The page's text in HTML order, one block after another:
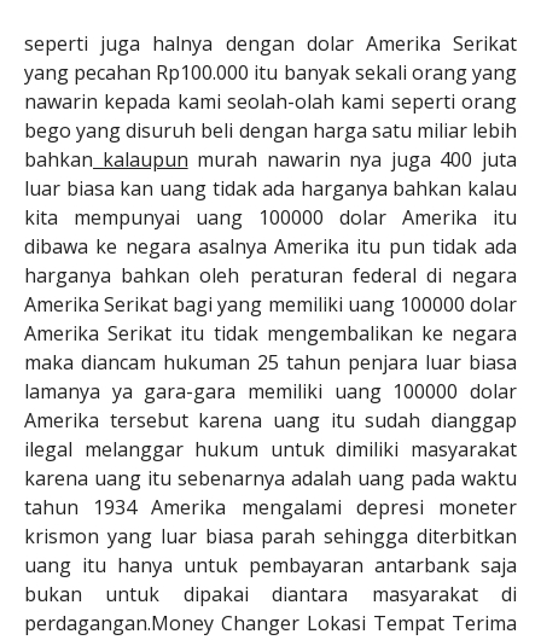
seperti juga halnya dengan dolar Amerika Serikat
yang pecahan Rp100.000 itu banyak sekali orang yang
nawarin kepada kami seolah-olah kami seperti orang
bego yang disuruh beli dengan harga satu miliar lebih
bahkan kalaupun murah nawarin nya juga 400 juta
luar biasa kan uang tidak ada harganya bahkan kalau
kita mempunyai uang 100000 dolar Amerika itu
dibawa ke negara asalnya Amerika itu pun tidak ada
harganya bahkan oleh peraturan federal di negara
Amerika Serikat bagi yang memiliki uang 100000 dolar
Amerika Serikat itu tidak mengembalikan ke negara
maka diancam hukuman 25 tahun penjara luar biasa
lamanya ya gara-gara memiliki uang 100000 dolar
Amerika tersebut karena uang itu sudah dianggap
ilegal melanggar hukum untuk dimiliki masyarakat
karena uang itu sebenarnya adalah uang pada waktu
tahun 1934 Amerika mengalami depresi moneter
krismon yang luar biasa parah sehingga diterbitkan
uang itu hanya untuk pembayaran antarbank saja
bukan untuk dipakai diantara masyarakat di
perdagangan.Money Changer Lokasi Tempat Terima